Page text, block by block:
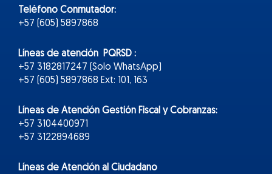
Teléfono Conmutador:
+57 (605) 5897868
Líneas de atención PQRSD :
+57 3182817247 (Solo WhatsApp)
+57 (605) 5897868 Ext: 101, 163
Líneas de Atención Gestión Fiscal y Cobranzas:
+57 3104400971
+57 3122894689
Líneas de Atención al Ciudadano